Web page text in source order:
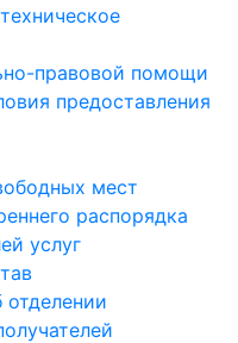
правовой помощи
предоставления
мест
распорядка
услуг